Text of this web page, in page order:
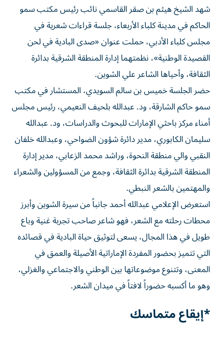
شهد الشيخ هيثم بن صقر القاسمي نائب رئيس مكتب سمو
الحاكم في مدينة كلباء الأربعاء، جلسة قراءات شعرية في
مجلس كلباء الأدبي، حملت عنوان «صدى البادية في لحن
القصيدة الوطنية»، نظمتهما إدارة المنطقة الشرقية بدائرة
الثقافة، وأحياها الشاعر علي الشوين.
حضر الجلسة خميس بن سالم السويدي، المستشار في مكتب
سمو حاكم الشارقة، ود. عبدالله بلحيف النعيمي، رئيس مجلس
أمناء مركز باحثي الإمارات للبحوث والدراسات، ود. عبدالله
سليمان الكابوري، مدير دائرة شؤون الضواحي، وعبدالله خلفان
النقبي والي منطقة النحوة، وراشد محمد الزعابي، مدير إدارة
المنطقة الشرقية بدائرة الثقافة، وجمع من المسؤولين والشعراء
والمهتمين بالشعر النبطي.
استعرض الإعلامي عبدالله أحمد جانباً من سيرة الشوين وأبرز
محطات رحلته مع الشعر، فهو شاعر صاحب تجربة غنية وباع
طويل في هذا المجال، يسعى لتوثيق حياة البادية في قصائده
التي تتميز بحضور المفردة الإماراتية الأصيلة والعمق في
المعنى، وتتنوع موضوعاتها بين الوطني والاجتماعي والغزلي،
وهو ما أكسبه حضوراً لافتاً في ميدان الشعر.
*إيقاع متماسك